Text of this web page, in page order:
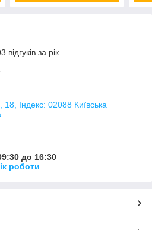
за рік
Індекс: 02088 Київська
до 16:30
роботи